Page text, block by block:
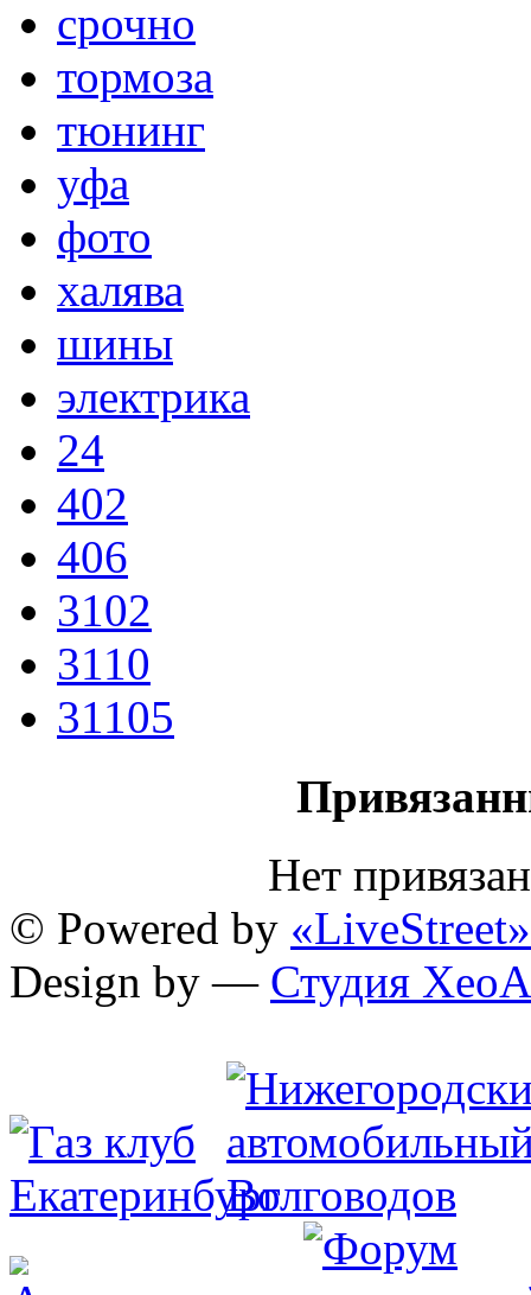
срочно
тормоза
тюнинг
уфа
фото
халява
шины
электрика
24
402
406
3102
3110
31105
Нет
© Powered by «LiveStreet»
Design by — Студия